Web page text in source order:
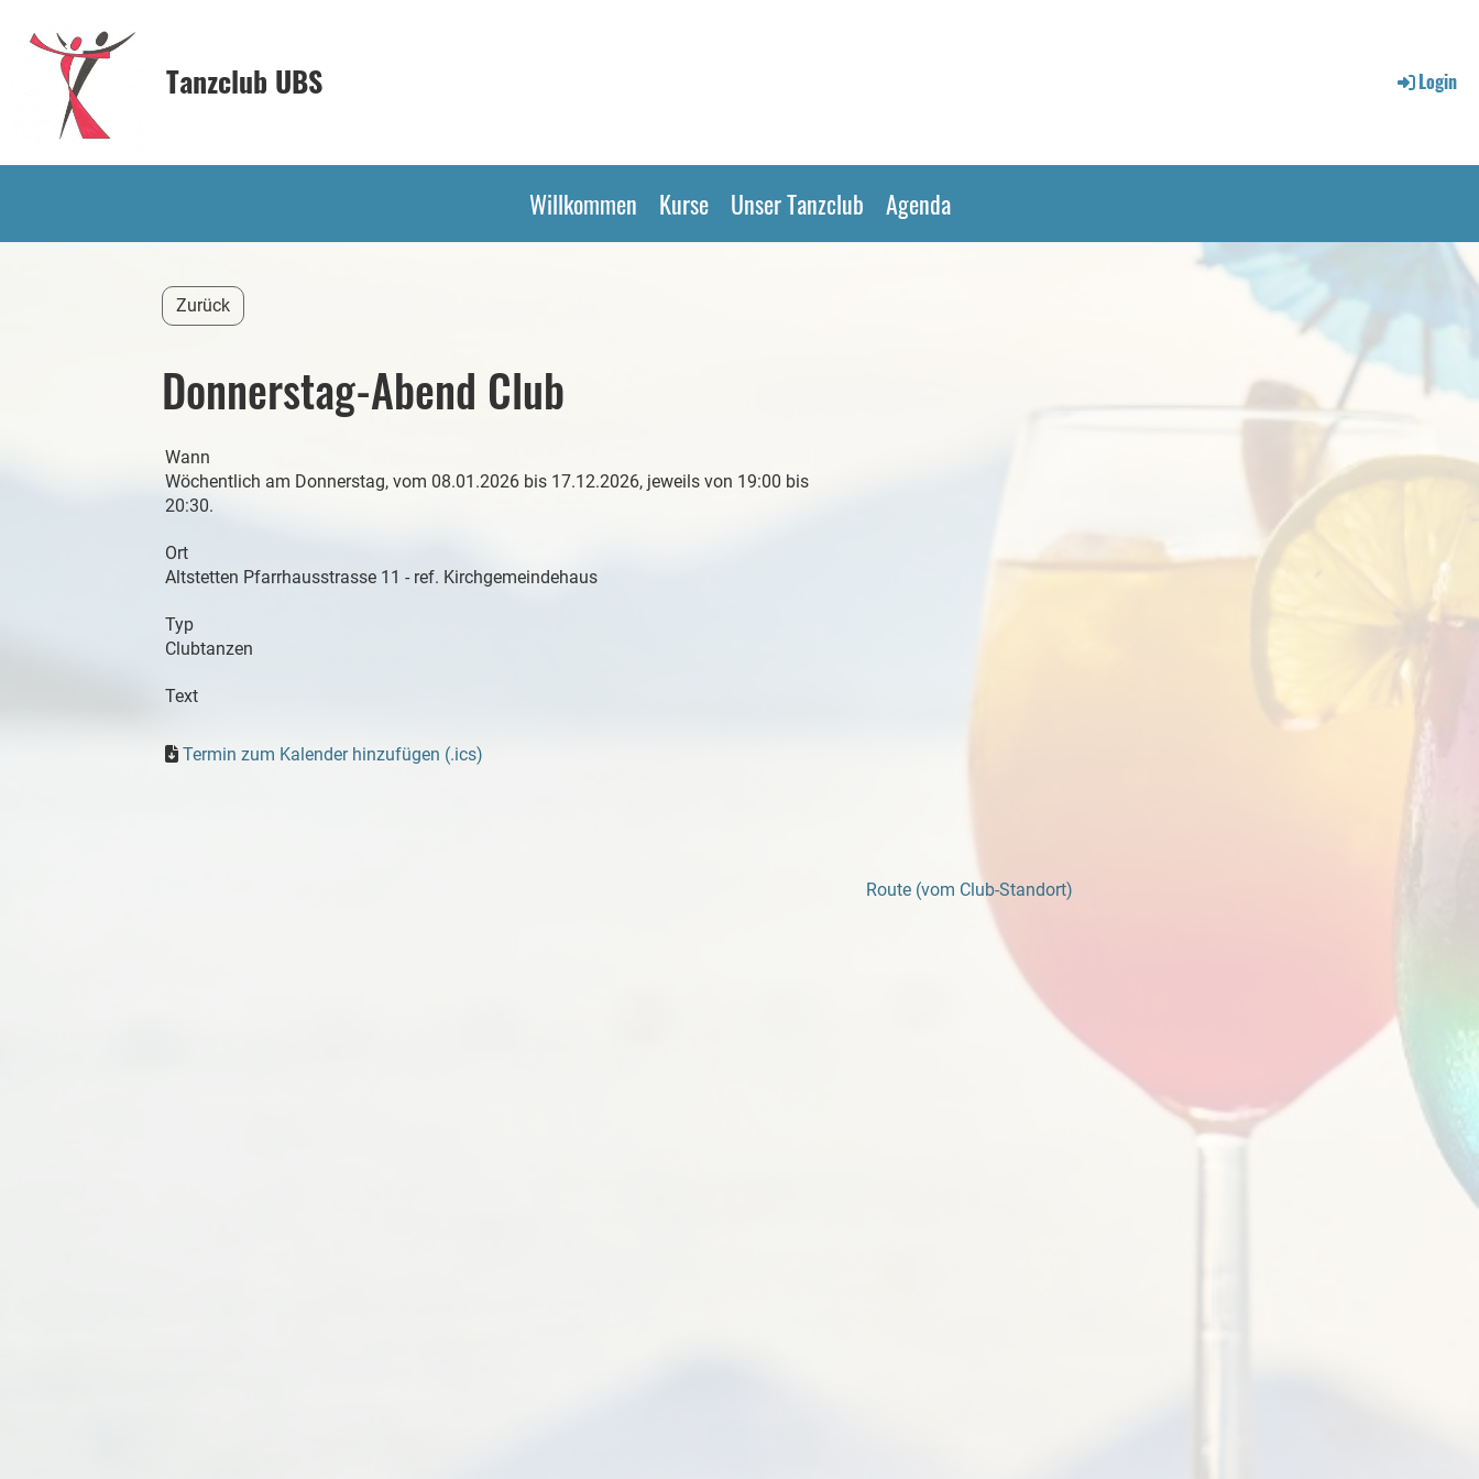
Tanzclub UBS Login
Willkommen Kurse Unser Tanzclub Agenda
Zurück
Donnerstag-Abend Club
Wann
Wöchentlich am Donnerstag, vom 08.01.2026 bis 17.12.2026, jeweils von 19:00 bis
20:30.
Ort
Altstetten Pfarrhausstrasse 11 - ref. Kirchgemeindehaus
Typ
Clubtanzen
Text
Termin zum Kalender hinzufügen (.ics)
Route (vom Club-Standort)